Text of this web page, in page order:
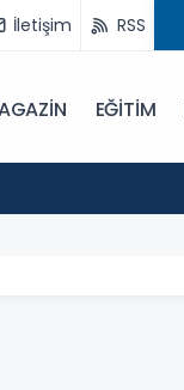
İletişim RSS
EĞİTİM